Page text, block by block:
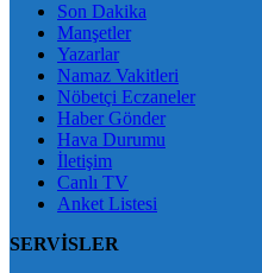
Son Dakika
Manşetler
Yazarlar
Namaz Vakitleri
Nöbetçi Eczaneler
Haber Gönder
Hava Durumu
İletişim
Canlı TV
Anket Listesi
SERVİSLER